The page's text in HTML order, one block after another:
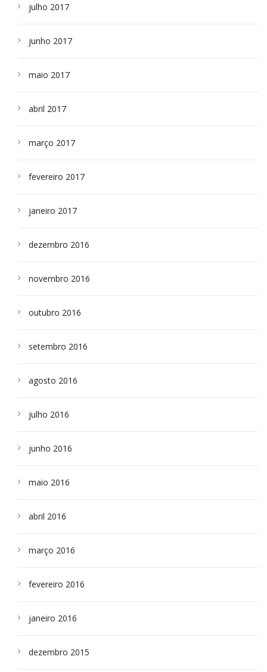
julho 2017
junho 2017
maio 2017
abril 2017
março 2017
fevereiro 2017
janeiro 2017
dezembro 2016
novembro 2016
outubro 2016
setembro 2016
agosto 2016
julho 2016
junho 2016
maio 2016
abril 2016
março 2016
fevereiro 2016
janeiro 2016
dezembro 2015